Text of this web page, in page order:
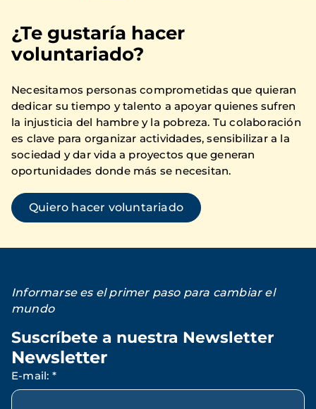
¿Te gustaría hacer
voluntariado?
Necesitamos personas comprometidas que quieran
dedicar su tiempo y talento a apoyar quienes sufren
la injusticia del hambre y la pobreza. Tu colaboración
es clave para organizar actividades, sensibilizar a la
sociedad y dar vida a proyectos que generan
oportunidades donde más se necesitan.
Quiero hacer voluntariado
Informarse es el primer paso para cambiar el
mundo
Suscríbete a nuestra Newsletter
Newsletter
E-mail: *